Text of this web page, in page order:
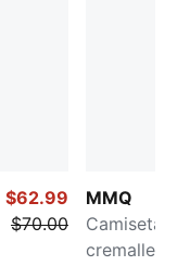
$62.99
$70.00
MMQ
Camiseta
cremallera